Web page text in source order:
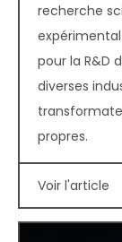
recherche
pour la R&D
diverses
propres.
Voir l'article